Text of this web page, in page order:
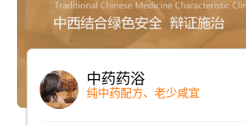
中药药浴
纯中药配方、老少咸宜